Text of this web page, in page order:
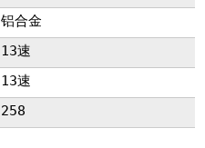
铝合金
13速
13速
258